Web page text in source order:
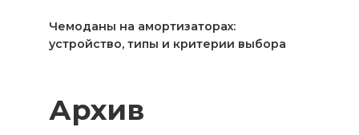
Чемоданы на амортизаторах:
устройство, типы и критерии выбора
Архив